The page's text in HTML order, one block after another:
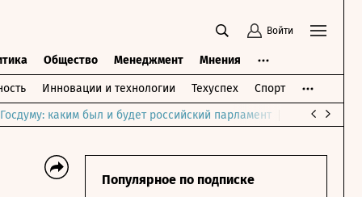
Войти
Общество Менеджмент Мнения
Инновации и технологии Техуспех
Спорт
каким был и будет российский парламент
Война на
Популярное по подписке